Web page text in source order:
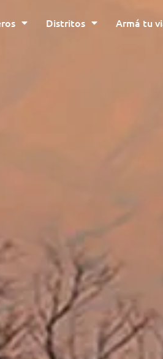
Distritos Armá tu